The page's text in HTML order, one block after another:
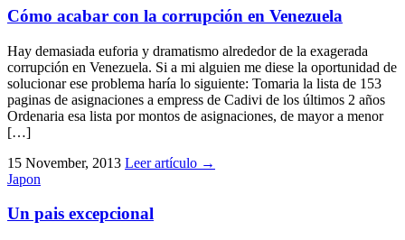
Cómo acabar con la corrupción en Venezuela
Hay demasiada euforia y dramatismo alrededor de la exagerada
corrupción en Venezuela. Si a mi alguien me diese la oportunidad de
solucionar ese problema haría lo siguiente: Tomaria la lista de 153
paginas de asignaciones a empress de Cadivi de los últimos 2 años
Ordenaria esa lista por montos de asignaciones, de mayor a menor
[…]
15 November, 2013 Leer artículo →
Japon
Un pais excepcional